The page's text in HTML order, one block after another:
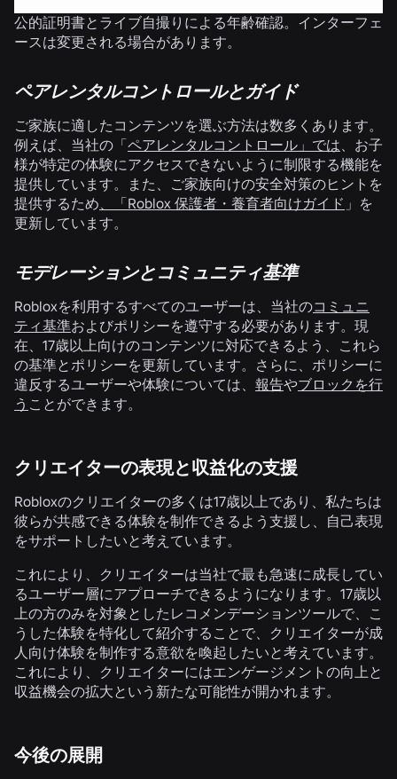
公的証明書とライブ自撮りによる年齢確認。インターフェ
ースは変更される場合があります。
ペアレンタルコントロールとガイド
ご家族に適したコンテンツを選ぶ方法は数多くあります。
例えば、当社の「ペアレンタルコントロール」では、お子
様が特定の体験にアクセスできないように制限する機能を
提供しています。また、ご家族向けの安全対策のヒントを
提供するため、「Roblox 保護者・養育者向けガイド 」を
更新しています。
モデレーションとコミュニティ基準
Robloxを利用するすべてのユーザーは、当社のコミュニ
ティ基準およびポリシーを遵守する必要があります。現
在、17歳以上向けのコンテンツに対応できるよう、これら
の基準とポリシーを更新しています。さらに、ポリシーに
違反するユーザーや体験については、 報告やブロックを行
う ことができます。
クリエイターの表現と収益化の支援
Robloxのクリエイターの多くは17歳以上であり、私たちは
彼らが共感できる体験を制作できるよう支援し、自己表現
をサポートしたいと考えています。
これにより、クリエイターは当社で最も急速に成長してい
るユーザー層にアプローチできるようになります。17歳以
上の方のみを対象としたレコメンデーションツールで、こ
うした体験を特化して紹介することで、クリエイターが成
人向け体験を制作する意欲を喚起したいと考えています。
これにより、クリエイターにはエンゲージメントの向上と
収益機会の拡大という新たな可能性が開かれます。
今後の展開